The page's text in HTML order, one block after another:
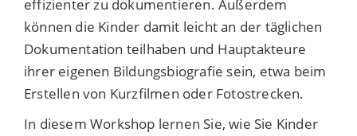
effizienter zu dokumentieren. Außerdem
können die Kinder damit leicht an der täglichen
Dokumentation teilhaben und Hauptakteure
ihrer eigenen Bildungsbiografie sein, etwa beim
Erstellen von Kurzfilmen oder Fotostrecken.
In diesem Workshop lernen Sie, wie Sie Kinder